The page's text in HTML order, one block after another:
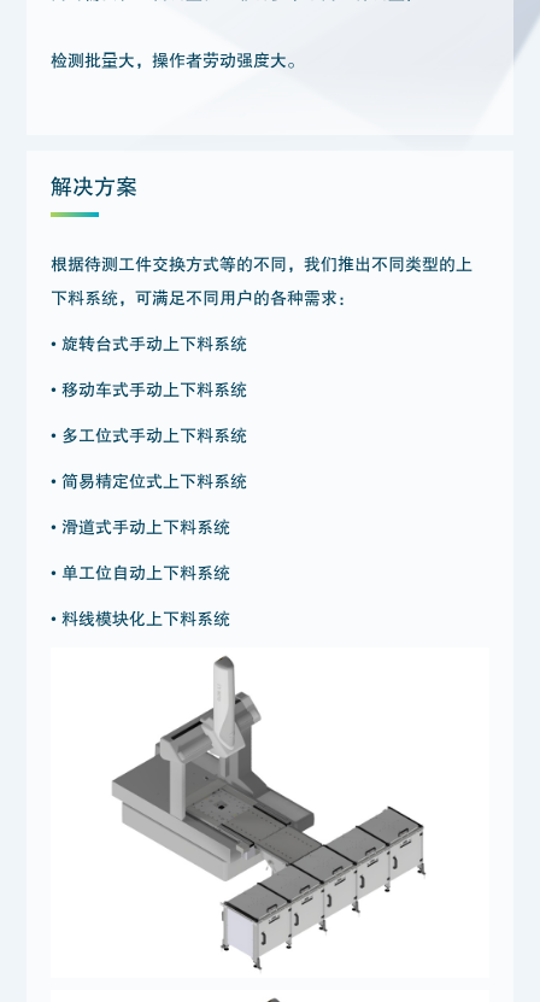
检测批量大，操作者劳动强度大。
解决方案
根据待测工件交换方式等的不同，我们推出不同类型的上
下料系统，可满足不同用户的各种需求：
• 旋转台式手动上下料系统
• 移动车式手动上下料系统
• 多工位式手动上下料系统
• 简易精定位式上下料系统
• 滑道式手动上下料系统
• 单工位自动上下料系统
• 料线模块化上下料系统